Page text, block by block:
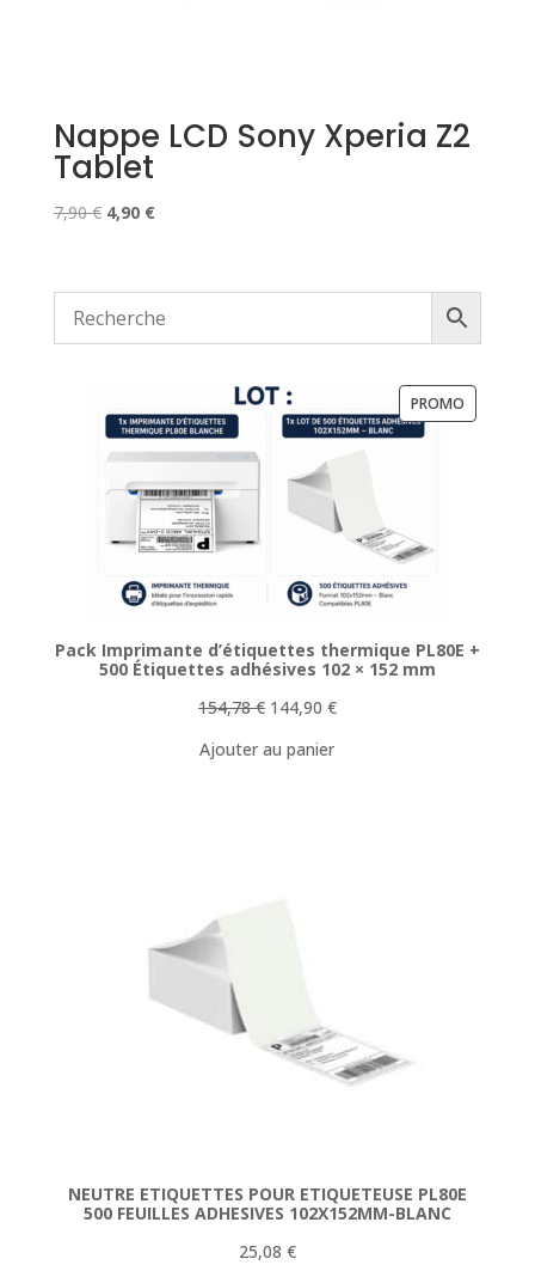
Nappe LCD Sony Xperia Z2
Tablet
7,90€ Le
était :
7,90 €.
4,90 €Le
est :
4,90 €.
PROMO
Pack Imprimante d’étiquettes thermique PL80E +
500 Étiquettes adhésives 102 × 152 mm
154,78€ Le
initial
144,90 €Le
Ajouter au panier
NEUTRE ETIQUETTES POUR ETIQUETEUSE PL80E
500 FEUILLES ADHESIVES 102X152MM-BLANC
25,08 €